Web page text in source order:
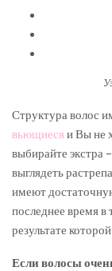
Структура волос
вьющиеся и Вы не
выбирайте экстра
выглядеть
имеют
последнее время в
результате
Если волосы